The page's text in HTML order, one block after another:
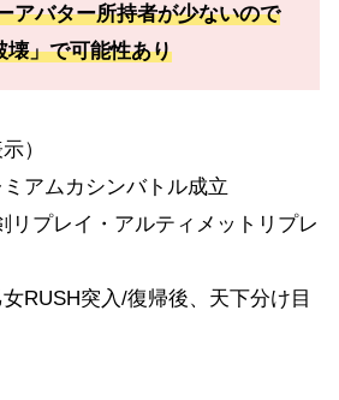
アバター所持者が少ないので
壊」で可能性あり
）
ミアムカシンバトル成立
リプレイ・アルティメットリプレ
女RUSH突入/復帰後、天下分け目